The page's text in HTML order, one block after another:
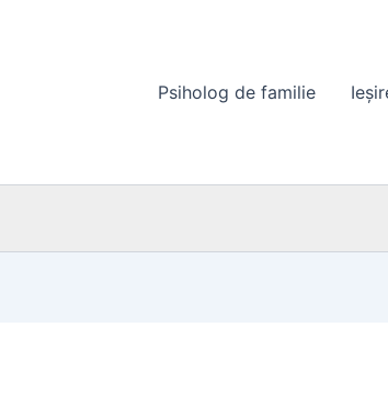
Psiholog de familie